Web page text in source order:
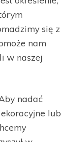
się z
nam
w naszej
nadać
lub